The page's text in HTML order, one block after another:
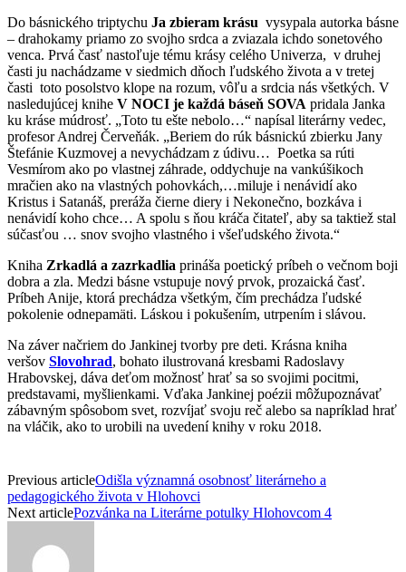
Do básnického triptychu Ja zbieram krásu vysypala autorka básne
– drahokamy priamo zo svojho srdca a zviazala ichdo sonetového
venca. Prvá časť nastoľuje tému krásy celého Univerza, v druhej
časti ju nachádzame v siedmich dňoch ľudského života a v tretej
časti toto posolstvo klope na rozum, vôľu a srdcia nás všetkých. V
nasledujúcej knihe V NOCI je každá báseň SOVA pridala Janka
ku kráse múdrosť. „Toto tu ešte nebolo…“ napísal literárny vedec,
profesor Andrej Červeňák. „Beriem do rúk básnickú zbierku Jany
Štefánie Kuzmovej a nevychádzam z údivu… Poetka sa rúti
Vesmírom ako po vlastnej záhrade, oddychuje na vankúšikoch
mračien ako na vlastných pohovkách,…miluje i nenávidí ako
Kristus i Satanáš, preráža čierne diery i Nekonečno, bozkáva i
nenávidí koho chce… A spolu s ňou kráča čitateľ, aby sa taktiež stal
súčasťou … snov svojho vlastného i všeľudského života.“
Kniha Zrkadlá a zazrkadlia prináša poetický príbeh o večnom boji
dobra a zla. Medzi básne vstupuje nový prvok, prozaická časť.
Príbeh Anije, ktorá prechádza všetkým, čím prechádza ľudské
pokolenie odnepamäti. Láskou i pokušením, utrpením i slávou.
Na záver načriem do Jankinej tvorby pre deti. Krásna kniha
veršov Slovohrad, bohato ilustrovaná kresbami Radoslavy
Hrabovskej, dáva deťom možnosť hrať sa so svojimi pocitmi,
predstavami, myšlienkami. Vďaka Jankinej poézii môžupoznávať
zábavným spôsobom svet rozvíjať svoju reč alebo sa napríklad hrať
na vláčik, ako to urobili na uvedení knihy v roku 2018.
Previous articleOdišla významná osobnosť literárneho a
pedagogického života v Hlohovci
Next articlePozvánka na Literárne potulky Hlohovcom 4